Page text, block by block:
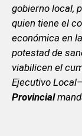
gobierno local,
quien tiene el
económica en
potestad de
viabilicen el
Ejecutivo
Provincial